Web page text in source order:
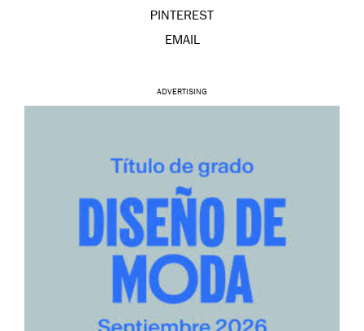
PINTEREST
EMAIL
ADVERTISING